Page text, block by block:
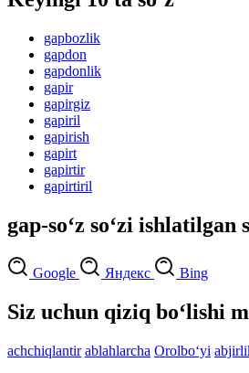
gapbozlik
gapdon
gapdonlik
gapir
gapirgiz
gapiril
gapirish
gapirt
gapirtir
gapirtiril
gap-so‘z so‘zi
Google Яндекс Bing
Siz uchun qiziq bo‘lishi
achchiqlantir ablahlarcha Orolbo‘yi